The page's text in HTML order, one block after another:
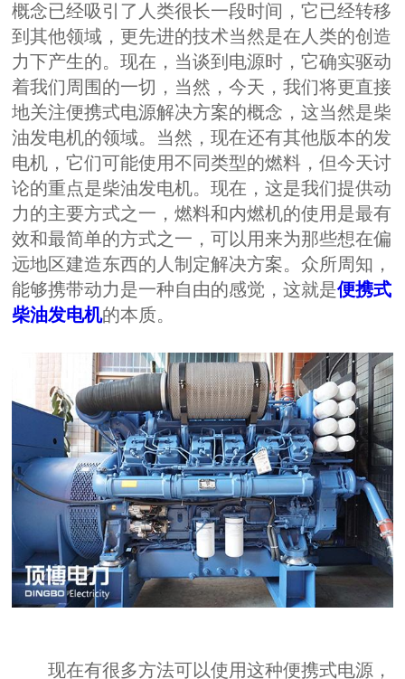
概念已经吸引了人类很长一段时间，它已经转移
到其他领域，更先进的技术当然是在人类的创造
力下产生的。现在，当谈到电源时，它确实驱动
着我们周围的一切，当然，今天，我们将更直接
地关注便携式电源解决方案的概念，这当然是柴
油发电机的领域。当然，现在还有其他版本的发
电机，它们可能使用不同类型的燃料，但今天讨
论的重点是柴油发电机。现在，这是我们提供动
力的主要方式之一，燃料和内燃机的使用是最有
效和最简单的方式之一，可以用来为那些想在偏
远地区建造东西的人制定解决方案。众所周知，
能够携带动力是一种自由的感觉，这就是便携式
柴油发电机的本质。
现在有很多方法可以使用这种便携式电源，